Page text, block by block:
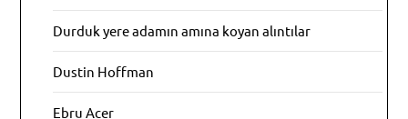
Durduk yere adamın amına koyan alıntılar
Dustin Hoffman
Ebru Acer